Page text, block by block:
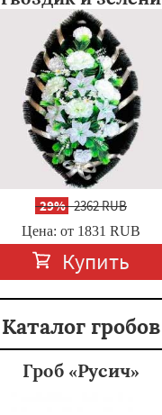
-29%2362 RUB
Цена: от 1831 RUB
Купить
Каталог гробов
Гроб «Русич»